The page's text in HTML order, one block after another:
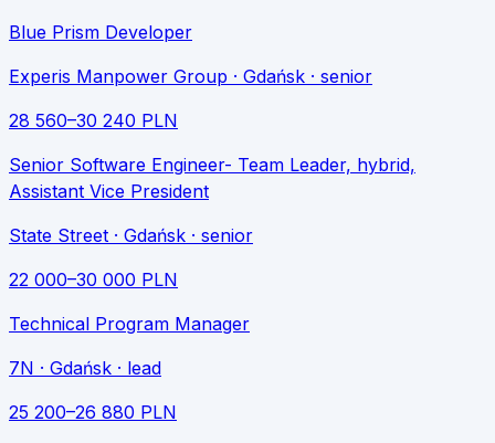
Blue Prism Developer
Experis Manpower Group · Gdańsk · senior
28 560–30 240 PLN
Senior Software Engineer- Team Leader, hybrid,
Assistant Vice President
State Street · Gdańsk · senior
22 000–30 000 PLN
Technical Program Manager
7N · Gdańsk · lead
25 200–26 880 PLN